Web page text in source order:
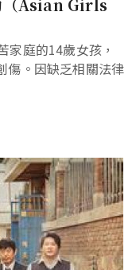
（Asian Girls
庭的14歲女孩，
傷。因缺乏相關法律